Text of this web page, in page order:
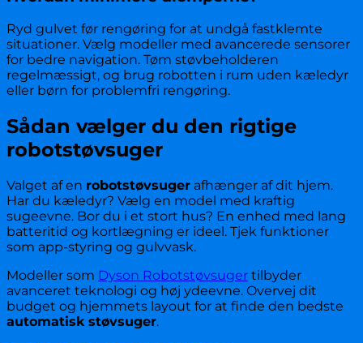
Ryd gulvet før rengøring for at undgå fastklemte
situationer. Vælg modeller med avancerede sensorer
for bedre navigation. Tøm støvbeholderen
regelmæssigt, og brug robotten i rum uden kæledyr
eller børn for problemfri rengøring.
Sådan vælger du den rigtige
robotstøvsuger
Valget af en robotstøvsuger afhænger af dit hjem.
Har du kæledyr? Vælg en model med kraftig
sugeevne. Bor du i et stort hus? En enhed med lang
batteritid og kortlægning er ideel. Tjek funktioner
som app-styring og gulvvask.
Modeller som Dyson Robotstøvsuger tilbyder
avanceret teknologi og høj ydeevne. Overvej dit
budget og hjemmets layout for at finde den bedste
automatisk støvsuger.